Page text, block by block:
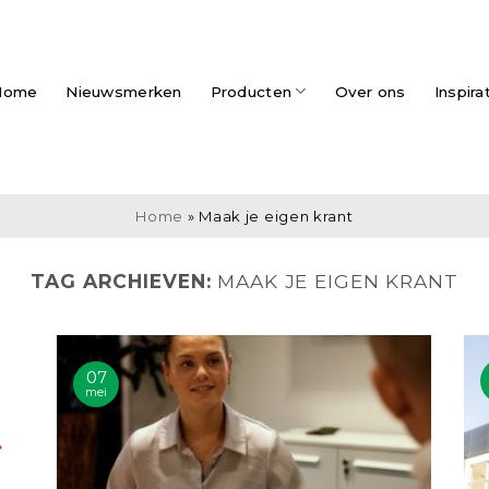
Nieuwsmerken Producten Over ons
Home » Maak je eigen krant
TAG ARCHIEVEN: MAAK JE EIGEN KRANT
07
mei